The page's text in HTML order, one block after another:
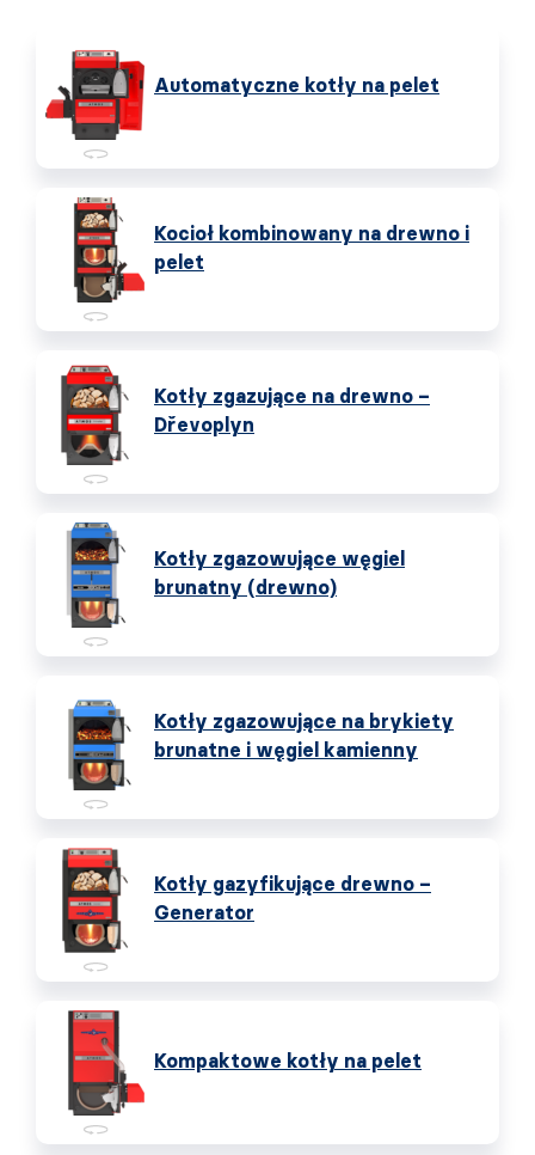
Automatyczne kotły na pelet
Kocioł kombinowany na drewno i
pelet
Kotły zgazujące na drewno –
Dřevoplyn
Kotły zgazowujące węgiel
brunatny (drewno)
Kotły zgazowujące na brykiety
brunatne i węgiel kamienny
Kotły gazyfikujące drewno –
Generator
Kompaktowe kotły na pelet